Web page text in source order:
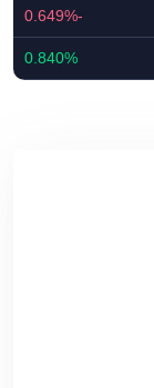
-0.649%
0.840%